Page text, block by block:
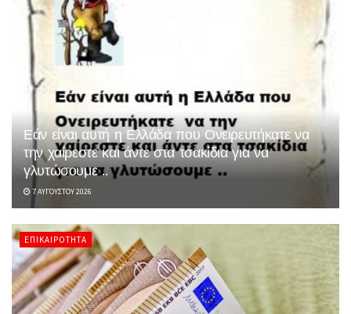
Εάν είναι αυτή η Ελλάδα που Ονειρευτήκατε να
την χαίρεστε και άντε στα τσακίδια για να
γλυτώσουμε ..
7 ΑΥΓΟΎΣΤΟΥ 2026
ΕΠΙΚΑΙΡΌΤΗΤΑ